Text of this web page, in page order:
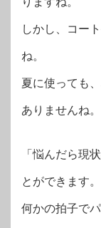
しかし、コー
ね。
夏に使っても
ありませんね。
「悩んだら現
とができます。
何かの拍子で